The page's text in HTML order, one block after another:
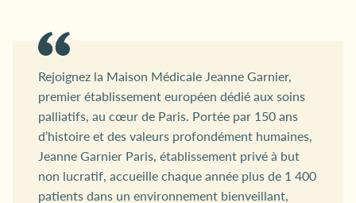
Rejoignez la Maison Médicale Jeanne Garnier,
premier établissement européen dédié aux soins
palliatifs, au cœur de Paris. Portée par 150 ans
d’histoire et des valeurs profondément humaines,
Jeanne Garnier Paris, établissement privé à but
non lucratif, accueille chaque année plus de 1 400
patients dans un environnement bienveillant,